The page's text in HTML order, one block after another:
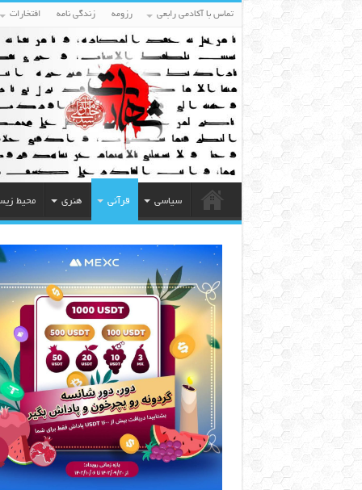
تماس با آکادمی رابعی رزومه زندگی نامه افتخارات
سیاسی قرآنی هنری محیط